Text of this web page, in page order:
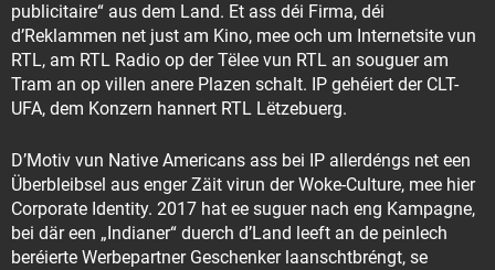
publicitaire“ aus dem Land. Et ass déi Firma, déi
d’Reklammen net just am Kino, mee och um Internetsite vun
RTL, am RTL Radio op der Tëlee vun RTL an souguer am
Tram an op villen anere Plazen schalt. IP gehéiert der CLT-
UFA, dem Konzern hannert RTL Lëtzebuerg.
D’Motiv vun Native Americans ass bei IP allerdéngs net een
Überbleibsel aus enger Zäit virun der Woke-Culture, mee hier
Corporate Identity. 2017 hat ee suguer nach eng Kampagne,
bei där een „Indianer“ duerch d’Land leeft an de peinlech
beréierte Werbepartner Geschenker laanschtbréngt, se